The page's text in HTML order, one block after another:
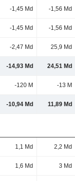
-1,45 Md -1,56 Md
-1,45 Md -1,56 Md
-2,47 Md 25,9 Md
-14,93 Md 24,51 Md
-120 M -13 M
-10,94 Md 11,89 Md
1,1 Md 2,2 Md
1,6 Md 3 Md